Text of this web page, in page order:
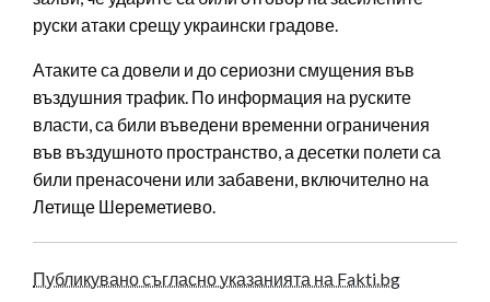
руски атаки срещу украински градове.
Атаките са довели и до сериозни смущения във
въздушния трафик. По информация на руските
власти, са били въведени временни ограничения
във въздушното пространство, а десетки полети са
били пренасочени или забавени, включително на
Летище Шереметиево.
Публикувано съгласно указанията на Fakti.bg